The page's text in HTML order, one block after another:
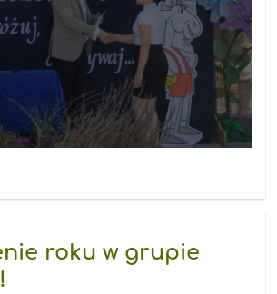
roku w grupie